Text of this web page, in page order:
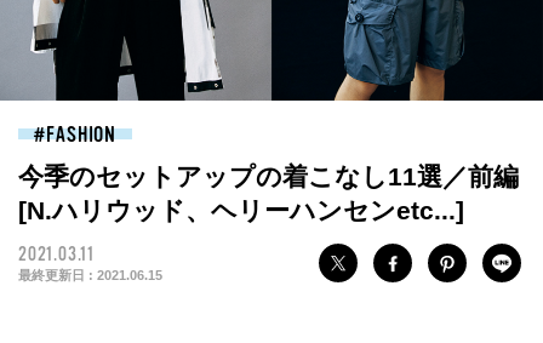
FASHION
今季のセットアップの着こなし11選／前編
[N.ハリウッド、ヘリーハンセンetc...]
2021.03.11
最終更新日 : 2021.06.15